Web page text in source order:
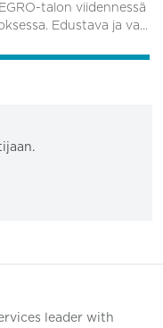
talon viidennessä
Edustava ja va...
leader with